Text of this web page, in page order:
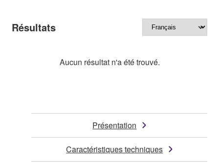
Résultats
Aucun résultat n'a été trouvé.
Présentation
Caractéristiques techniques